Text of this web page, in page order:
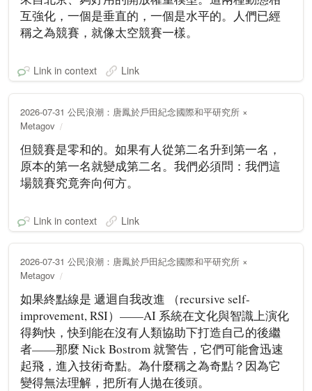
互強化，一個是垂直的，一個是水平的。人們已經
稱之為競賽，就像太空競賽一樣。
Link in context Link
2026-07-31 公民浪潮：唐鳳於戶田紀念國際和平研究所 ×
Metagov
但競賽是零和的。如果有人從第二名升到第一名，
原本的第一名就變成第二名。我們必須問：我們這
場競賽究竟奔向何方。
Link in context Link
2026-07-31 公民浪潮：唐鳳於戶田紀念國際和平研究所 ×
Metagov
如果終點線是 遞迴自我改進 （recursive self-
improvement, RSI）——AI 系統在文化與智識上演化
得夠快，快到能在沒有人類協助下打造自己的後繼
者——那麼 Nick Bostrom 就警告，它們可能會迅速
起飛，進入技術奇點。為什麼稱之為奇點？因為它
變得無法理解，把所有人拋在後頭。